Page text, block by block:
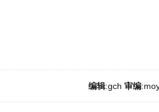
编辑:gch 审编